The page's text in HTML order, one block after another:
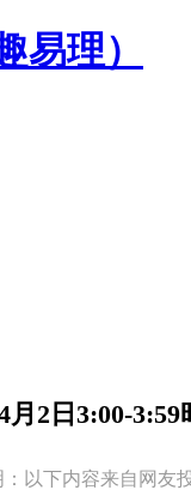
月2日3:00-
以下内容来自网友